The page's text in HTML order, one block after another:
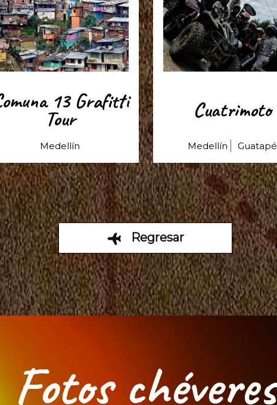
13 Grafitti
Tour
Medellín
Cuatrimoto
Medellín Guatapé
Regresar
Fotos chéveres